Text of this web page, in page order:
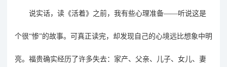
说实话，读《活着》之前，我有些心理准备——听说这是
个很“惨”的故事。可真正读完，却发现自己的心境远比想象中明
亮。福贵确实经历了许多失去：家产、父亲、儿子、女儿、妻